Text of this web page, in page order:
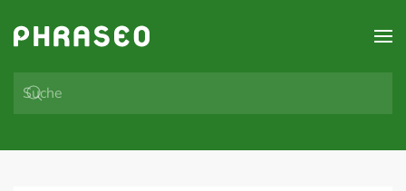
Zum Hauptinhalt springen